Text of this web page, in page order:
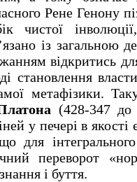
Рене Генону
чистої
із загальною
відкритись
становлення
метафізики.
(428-347 до
у печері в якості
для інтегрального
переворот
і буття.